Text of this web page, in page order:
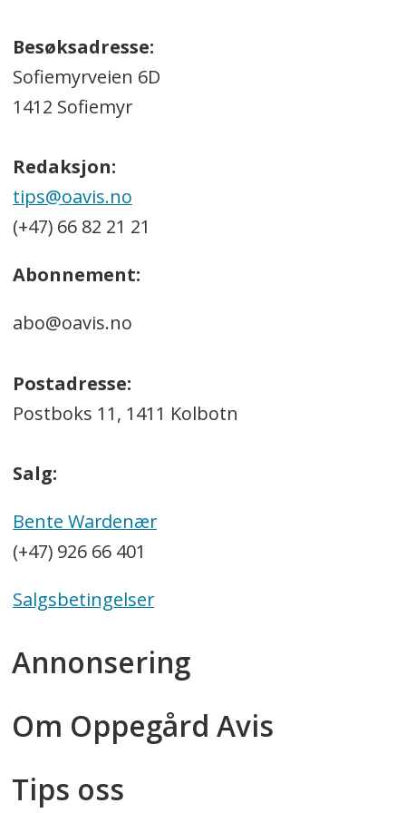
Besøksadresse:
Sofiemyrveien 6D
1412 Sofiemyr
Redaksjon:
tips@oavis.no
(+47) 66 82 21 21
Abonnement:
abo@oavis.no
Postadresse:
Postboks 11, 1411 Kolbotn
Salg:
Bente Wardenær
(+47) 926 66 401
Salgsbetingelser
Annonsering
Om Oppegård Avis
Tips oss